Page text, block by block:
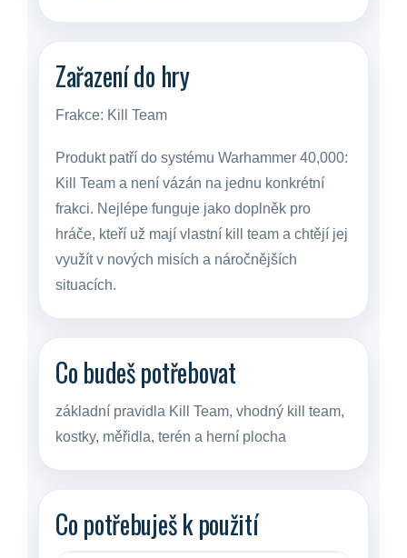
Zařazení do hry
Frakce: Kill Team
Produkt patří do systému Warhammer 40,000:
Kill Team a není vázán na jednu konkrétní
frakci. Nejlépe funguje jako doplněk pro
hráče, kteří už mají vlastní kill team a chtějí jej
využít v nových misích a náročnějších
situacích.
Co budeš potřebovat
základní pravidla Kill Team, vhodný kill team,
kostky, měřidla, terén a herní plocha
Co potřebuješ k použití